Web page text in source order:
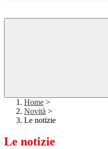
Home >
Novità >
Le notizie
Le notizie